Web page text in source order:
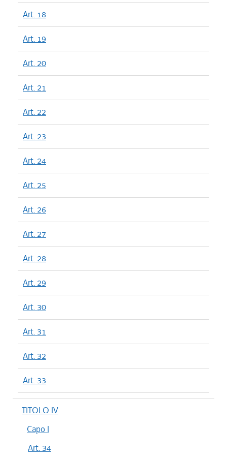
Art. 18
Art. 19
Art. 20
Art. 21
Art. 22
Art. 23
Art. 24
Art. 25
Art. 26
Art. 27
Art. 28
Art. 29
Art. 30
Art. 31
Art. 32
Art. 33
TITOLO IV
Capo I
Art. 34